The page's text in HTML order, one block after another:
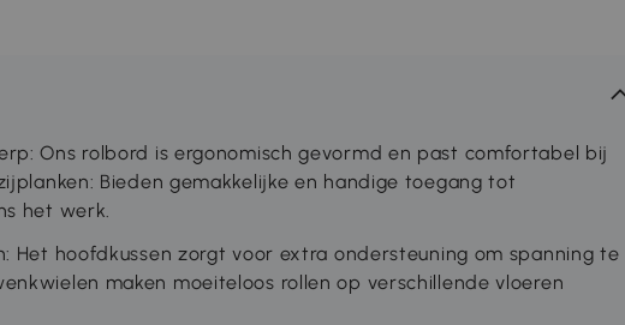
Ons rolbord is ergonomisch gevormd en past comfortabel bij
Bieden gemakkelijke en handige toegang tot
het werk.
Het hoofdkussen zorgt voor extra ondersteuning om spanning te
maken moeiteloos rollen op verschillende vloeren